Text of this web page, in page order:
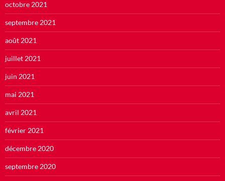
octobre 2021
septembre 2021
août 2021
juillet 2021
juin 2021
mai 2021
avril 2021
février 2021
décembre 2020
septembre 2020